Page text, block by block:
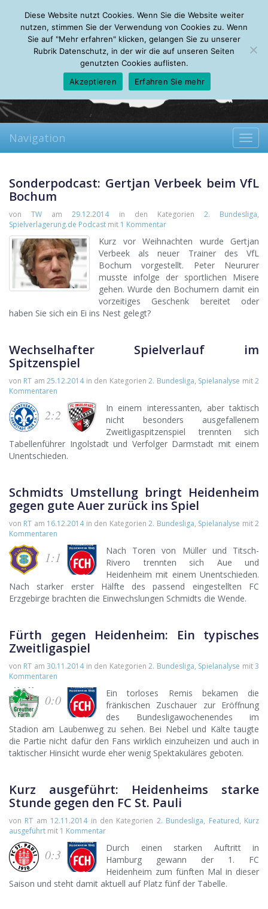
Monday, 10.08.2026
Mein Account
About Autoren Leseempfehlungen FAQ
Navigation
Sonderpodcast: Gertjan Verbeek beim VfL
Bochum
vonTW am29.12.2014in den Kategorien 2. Bundesliga,
Spielverlagerung.de Podcast mit 1 Kommentar
Kurz vor Weihnachten wurde Gertjan
Verbeek als neuer Trainer des VfL
Bochum vorgestellt. Peter Neururer
musste infolge der sportlichen Misere
gehen. Wurde den Bochumern damit ein
vorzeitiges Geschenk bereitet oder
haben Sie sich ein Ei ins Nest gelegt?
Wechselhafter Spielverlauf im
Spitzenspiel
von RT am25.12.2014in den Kategorien2. Bundesliga, Spielanalyse mit2
Kommentaren
2:2
In einem interessanten, aber taktisch
nicht besonders ausgefallenem
Zweitligaspitzenspiel trennten sich
Tabellenführer Ingolstadt und Verfolger Darmstadt mit einem
Unentschieden.
Schmidts Umstellung bringt Heidenheim
gegen gute Auer zurück ins Spiel
von RT am 16.12.2014in den Kategorien2. Bundesliga, Spielanalyse mit2
Kommentaren
1:1
Nach Toren von Müller und Titsch-
Rivero trennten sich Aue und
Heidenheim mit einem Unentschieden.
Nach starker erster Hälfte des passend eingestellten FC
Erzgebirge brachten die Einwechslungen Schmidts die Wende.
Fürth gegen Heidenheim: Ein typisches
Zweitligaspiel
von RT am30.11.2014in den Kategorien2. Bundesliga, Spielanalyse mit3
Kommentaren
0:0
Ein torloses Remis bekamen die
fränkischen Zuschauer zur Eröffnung
des Bundesligawochenendes im
Stadion am Laubenweg zu sehen. Bei Nebel und Kälte taugte
die Partie nicht dafür den Fans wirklich einzuheizen und auch in
taktischer Hinsicht wurde eher wenig Spektakuläres geboten.
Kurz ausgeführt: Heidenheims starke
Stunde gegen den FC St. Pauli
von RT am 12.11.2014in den Kategorien 2. Bundesliga, Featured, Kurz
ausgeführt mit 1 Kommentar
0:3
Durch einen starken Auftritt in
Hamburg gewann der 1. FC
Heidenheim zum fünften Mal in dieser
Saison und steht damit aktuell auf Platz fünf der Tabelle.
Diese Website nutzt Cookies. Wenn Sie die Website weiter
nutzen, stimmen Sie der Verwendung von Cookies zu. Wenn
Sie auf "Mehr erfahren" klicken, gelangen Sie zu unserer
Rubrik Datenschutz, in der wir die auf unseren Seiten
genutzten Cookies auflisten.
Akzeptieren
Erfahren Sie mehr